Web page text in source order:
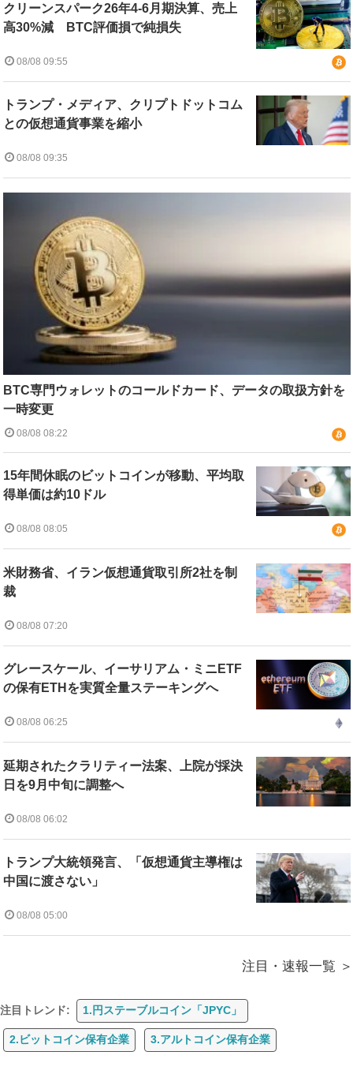
クリーンスパーク26年4-6月期決算、売上
高30%減 BTC評価損で純損失
08/08 09:55
トランプ・メディア、クリプトドットコム
との仮想通貨事業を縮小
08/08 09:35
BTC専門ウォレットのコールドカード、データの取扱方針を
一時変更
08/08 08:22
15年間休眠のビットコインが移動、平均取
得単価は約10ドル
08/08 08:05
米財務省、イラン仮想通貨取引所2社を制
裁
08/08 07:20
グレースケール、イーサリアム・ミニETF
の保有ETHを実質全量ステーキングへ
08/08 06:25
延期されたクラリティー法案、上院が採決
日を9月中旬に調整へ
08/08 06:02
トランプ大統領発言、「仮想通貨主導権は
中国に渡さない」
08/08 05:00
注目・速報一覧
注目トレンド: 1.円ステーブルコイン「JPYC」
2.ビットコイン保有企業 3.アルトコイン保有企業